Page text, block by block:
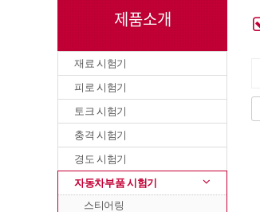
제품소개
재료 시험기
피로 시험기
토크 시험기
충격 시험기
경도 시험기
자동차부품 시험기
스티어링